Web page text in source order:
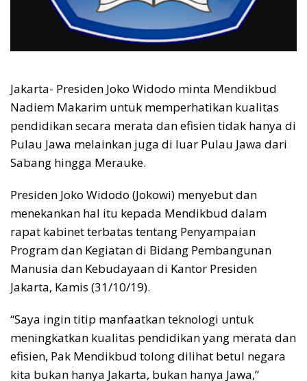
Jakarta- Presiden Joko Widodo minta Mendikbud
Nadiem Makarim untuk memperhatikan kualitas
pendidikan secara merata dan efisien tidak hanya di
Pulau Jawa melainkan juga di luar Pulau Jawa dari
Sabang hingga Merauke.
Presiden Joko Widodo (Jokowi) menyebut dan
menekankan hal itu kepada Mendikbud dalam
rapat kabinet terbatas tentang Penyampaian
Program dan Kegiatan di Bidang Pembangunan
Manusia dan Kebudayaan di Kantor Presiden
Jakarta, Kamis (31/10/19).
“Saya ingin titip manfaatkan teknologi untuk
meningkatkan kualitas pendidikan yang merata dan
efisien, Pak Mendikbud tolong dilihat betul negara
kita bukan hanya Jakarta, bukan hanya Jawa,”